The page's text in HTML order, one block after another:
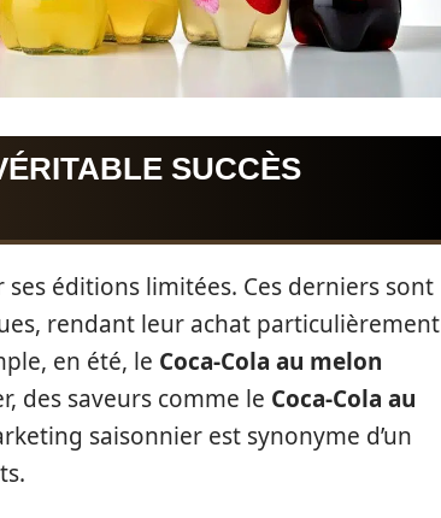
SUCCÈS
éditions limitées. Ces derniers sont
rendant leur achat particulièrement
en été, le Coca-Cola au melon
des saveurs comme le Coca-Cola au
saisonnier est synonyme d’un